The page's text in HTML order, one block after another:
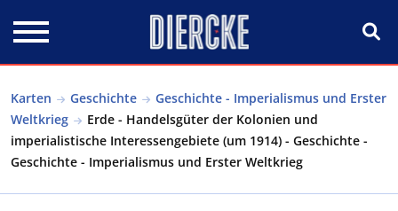
Karten Geschichte
Geschichte - Imperialismus und Erster
Weltkrieg
Erde - Handelsgüter der Kolonien und
imperialistische Interessengebiete (um 1914) - Geschichte -
Geschichte - Imperialismus und Erster Weltkrieg